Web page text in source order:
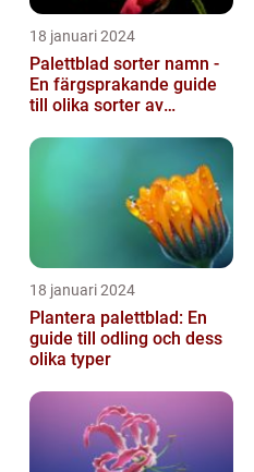
18 januari 2024
Palettblad sorter namn -
En färgsprakande guide
till olika sorter av
18 januari 2024
Plantera palettblad: En
guide till odling och dess
olika typer